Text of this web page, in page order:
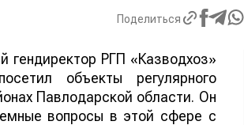
Поделиться
гендиректор РГП «Казводхоз»
объекты регулярного
Павлодарской области. Он
вопросы в этой сфере с
по темпам роста сельского